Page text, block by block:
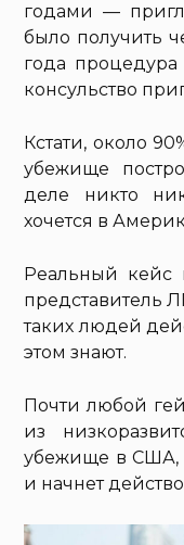
годами —
было получить
года
консульство
Кстати, около
убежище
деле никто
хочется в
Реальный кейс
представитель
таких людей
этом знают.
Почти любой
из
убежище в США,
и начнет